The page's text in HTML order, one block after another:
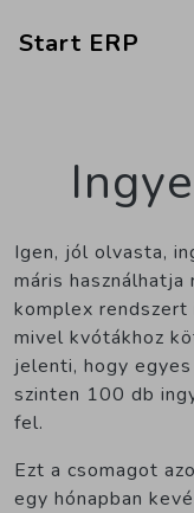
Start ERP
Igen, jól olvasta,
máris
komplex
mivel kvótákhoz
jelenti, hogy
szinten 100 db
fel.
Ezt a csomagot
egy hónapban